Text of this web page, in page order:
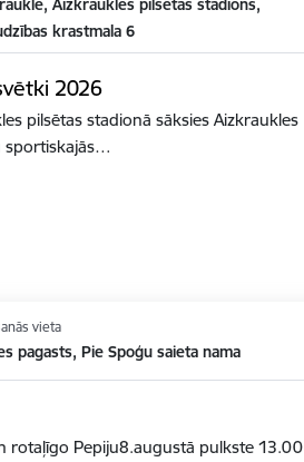
Aizkraukles pilsētas stadions,
krastmala 6
2026
pilsētas stadionā sāksies Aizkraukles
sportiskajās…
vieta
pagasts, Pie Spoģu saieta nama
rotaļīgo Pepiju8.augustā pulkste 13.00